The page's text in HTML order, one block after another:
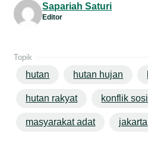
Sapariah Saturi
Editor
Topik
hutan hutan hujan
hutan rakyat konflik
masyarakat adat jakarta